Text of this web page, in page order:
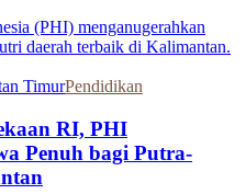
TimurPendidikan
RI, PHI
Penuh bagi Putra-